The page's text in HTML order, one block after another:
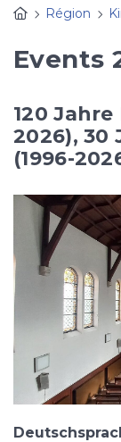
Région
Events
120
2026), 30
(1996-